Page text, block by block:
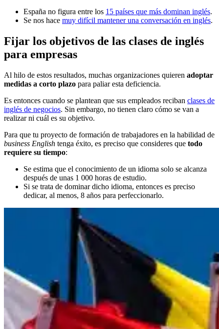
España no figura entre los 15 países que más dominan inglés.
Se nos hace muy difícil mantener una conversación en inglés.
Fijar los objetivos de las clases de inglés
para empresas
Al hilo de estos resultados, muchas organizaciones quieren adoptar
medidas a corto plazo para paliar esta deficiencia.
Es entonces cuando se plantean que sus empleados reciban clases de
inglés de negocios. Sin embargo, no tienen claro cómo se van a
realizar ni cuál es su objetivo.
Para que tu proyecto de formación de trabajadores en la habilidad de
business English tenga éxito, es preciso que consideres que todo
requiere su tiempo:
Se estima que el conocimiento de un idioma solo se alcanza
después de unas 1 000 horas de estudio.
Si se trata de dominar dicho idioma, entonces es preciso
dedicar, al menos, 8 años para perfeccionarlo.